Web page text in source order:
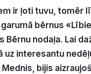
ir ļoti tuvu, tomēr l ī
ā bērnus «Lī bie
Bērnu nodaļa. Lai da
uz interesantu ned ēļ
Mednis, bijis aizraujoš